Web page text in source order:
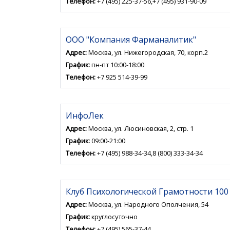
ООО "Компания Фарманалитик"
Адрес:Москва, ул. Нижегородская, 70, корп.2
График:пн-пт 10:00-18:00
Телефон:+7 925 514-39-99
ИнфоЛек
Адрес:Москва, ул. Люсиновская, 2, стр. 1
График:09:00-21:00
Телефон:+7 (495) 988-34-34,8 (800) 333-34-34
Клуб Психологической Грамотности
Адрес:Москва, ул. Народного Ополчения, 54
График:круглосуточно